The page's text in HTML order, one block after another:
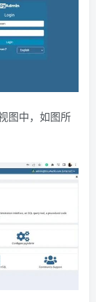
图中，如图所